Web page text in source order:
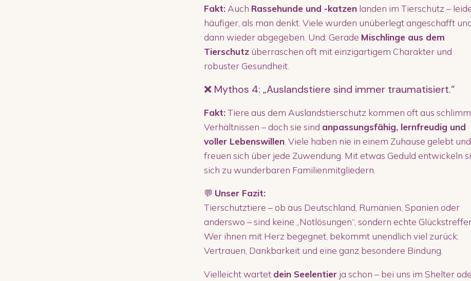
Fakt:Auch Rassehunde und -katzen landen im Tierschutz –
häufiger, als man denkt. Viele wurden unüberlegt angeschafft
dann wieder abgegeben. Und: Gerade Mischlinge aus dem
Tierschutz überraschen oft mit einzigartigem Charakter und
robuster Gesundheit.
❌ Mythos 4: „Auslandstiere sind immer traumatisiert.“
Fakt:Tiere aus dem Auslandstierschutz kommen oft aus
Verhältnissen – doch sie sind anpassungsfähig, lernfreudig und
voller Lebenswillen . Viele haben nie in einem Zuhause gelebt und
freuen sich über jede Zuwendung. Mit etwas Geduld entwickeln
sich zu wunderbaren Familienmitgliedern.
💬 Unser Fazit:
Tierschutztiere – ob aus Deutschland, Rumänien, Spanien oder
anderswo – sind keine „Notlösungen“, sondern echte
Wer ihnen mit Herz begegnet, bekommt unendlich viel zurück:
Vertrauen, Dankbarkeit und eine ganz besondere Bindung.
Vielleicht wartet dein Seelentier ja schon – bei uns im Shelter